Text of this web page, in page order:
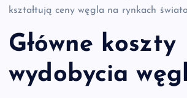
kształtują ceny węgla na rynkach
Główne koszty
wydobycia